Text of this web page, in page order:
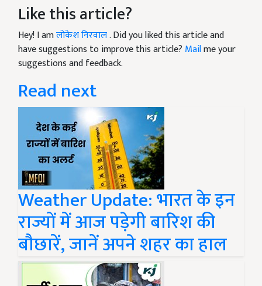
Like this article?
Hey! I amलोकेश निरवाल. Did you liked this article and
have suggestions to improve this article? Mailme your
suggestions and feedback.
Read next
Weather Update: भारत के इन
राज्यों में आज पड़ेगी बारिश की
बौछारें, जानें अपने शहर का हाल